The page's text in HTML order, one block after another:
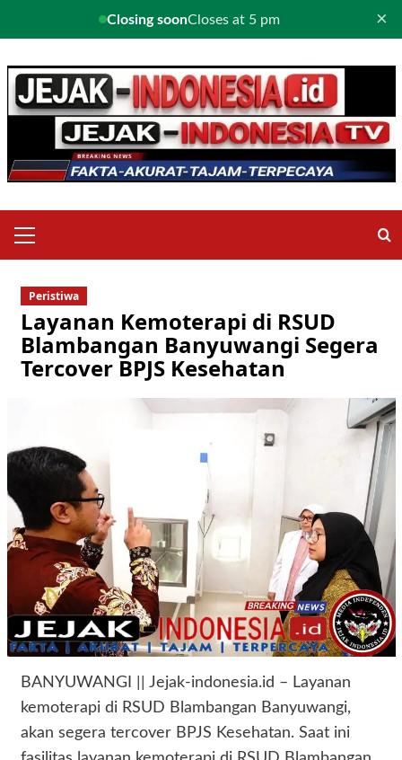
Closing soonCloses at 5 pm ×
to
content
Menu
Peristiwa
Layanan Kemoterapi di RSUD
Blambangan Banyuwangi Segera
Tercover BPJS Kesehatan
BANYUWANGI || Jejak-indonesia.id – Layanan
kemoterapi di RSUD Blambangan Banyuwangi,
akan segera tercover BPJS Kesehatan. Saat ini